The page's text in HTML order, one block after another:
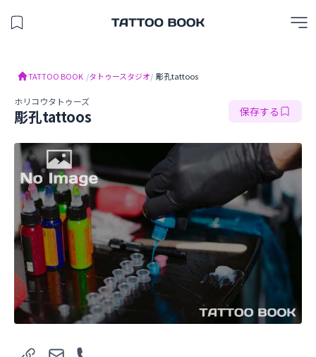
保存したスタジオを見る
TATTOO BOOK /タトゥースタジオ/ 彫孔tattoos
ホリコウタトゥーズ
彫孔tattoos 保存する
Webサイト
メール 電話